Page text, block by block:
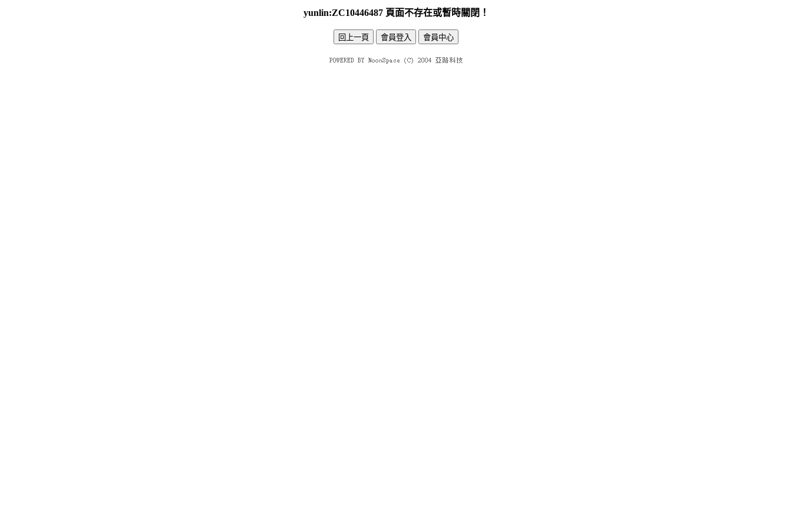
yunlin:ZC10446487 頁面不存在或暫時關閉！